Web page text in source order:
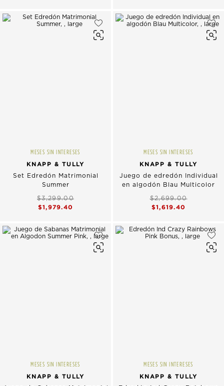
MESES SIN INTERESES
KNAPP & TULLY
Set Edredón Matrimonial
Summer
$3,299.00
$1,979.40
MESES SIN INTERESES
KNAPP & TULLY
Juego de edredón Individual
en algodón Blau Multicolor
$2,699.00
$1,619.40
MESES SIN INTERESES
KNAPP & TULLY
MESES SIN INTERESES
KNAPP & TULLY